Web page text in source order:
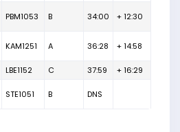
PBM1053 B 34:00 + 12:30
KAM1251 A 36:28 + 14:58
LBE1152 C 37:59
+ 16:29
STE1051 B DNS